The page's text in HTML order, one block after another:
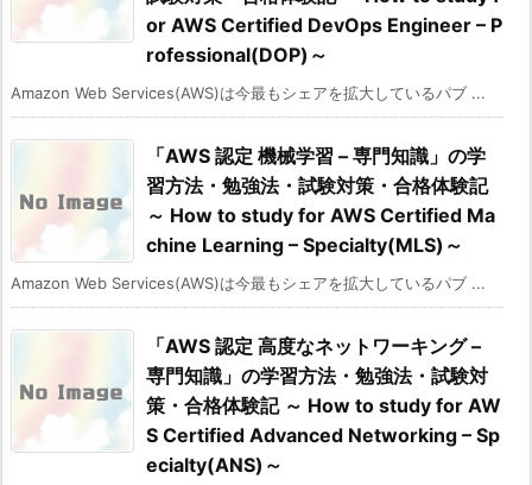
or AWS Certified DevOps Engineer – P
rofessional(DOP)～
Amazon Web Services(AWS)は今最もシェアを拡大しているパブ ...
「AWS 認定 機械学習 – 専門知識」の学
習方法・勉強法・試験対策・合格体験記
～ How to study for AWS Certified Ma
chine Learning – Specialty(MLS)～
Amazon Web Services(AWS)は今最もシェアを拡大しているパブ ...
「AWS 認定 高度なネットワーキング –
専門知識」の学習方法・勉強法・試験対
策・合格体験記 ～ How to study for AW
S Certified Advanced Networking – Sp
ecialty(ANS)～